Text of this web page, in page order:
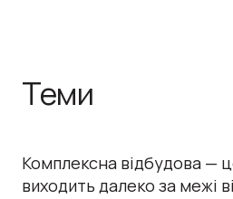
Теми
Комплексна відбудова —
виходить далеко за межі